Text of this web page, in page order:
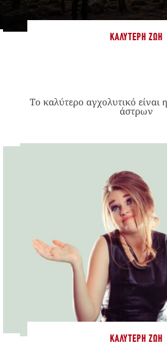
ΚΑΛΎΤΕΡΗ ΖΩΉ
Το καλύτερο αγχολυτικό
άστρων
ΚΑΛΎΤΕΡΗ ΖΩΉ